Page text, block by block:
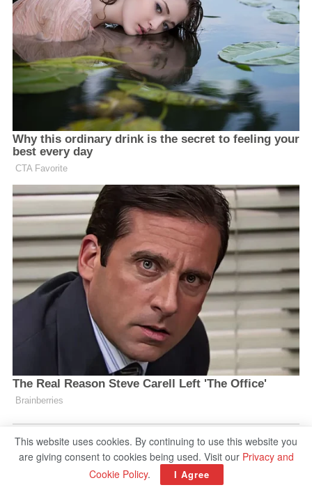
This website uses cookies. By continuing to use this website you
are giving consent to cookies being used. Visit our Privacy and
Cookie Policy. I Agree